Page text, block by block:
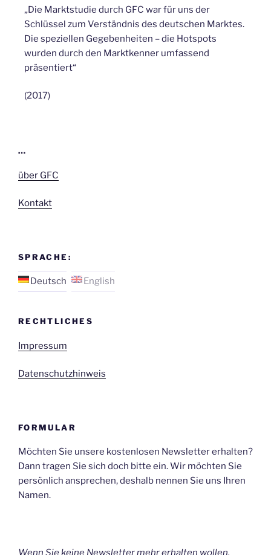
„Die Marktstudie durch GFC war für uns der
Schlüssel zum Verständnis des deutschen Marktes.
Die speziellen Gegebenheiten – die Hotspots
wurden durch den Marktkenner umfassend
präsentiert“
(2017)
…
über GFC
Kontakt
SPRACHE:
Deutsch English
RECHTLICHES
Impressum
Datenschutzhinweis
FORMULAR
Möchten Sie unsere kostenlosen Newsletter erhalten?
Dann tragen Sie sich doch bitte ein. Wir möchten Sie
persönlich ansprechen, deshalb nennen Sie uns Ihren
Namen.
Wenn Sie keine Newsletter mehr erhalten wollen,